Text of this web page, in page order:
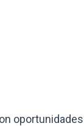
oportunidades